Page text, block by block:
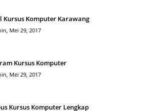
Kursus Komputer Karawang
Mei 29, 2017
Kursus Komputer
Mei 29, 2017
Kursus Komputer Lengkap